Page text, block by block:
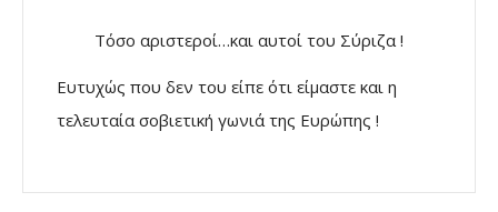
Τόσο αριστεροί…και αυτοί του Σύριζα !
Ευτυχώς που δεν του είπε ότι είμαστε και η
τελευταία σοβιετική γωνιά της Ευρώπης !